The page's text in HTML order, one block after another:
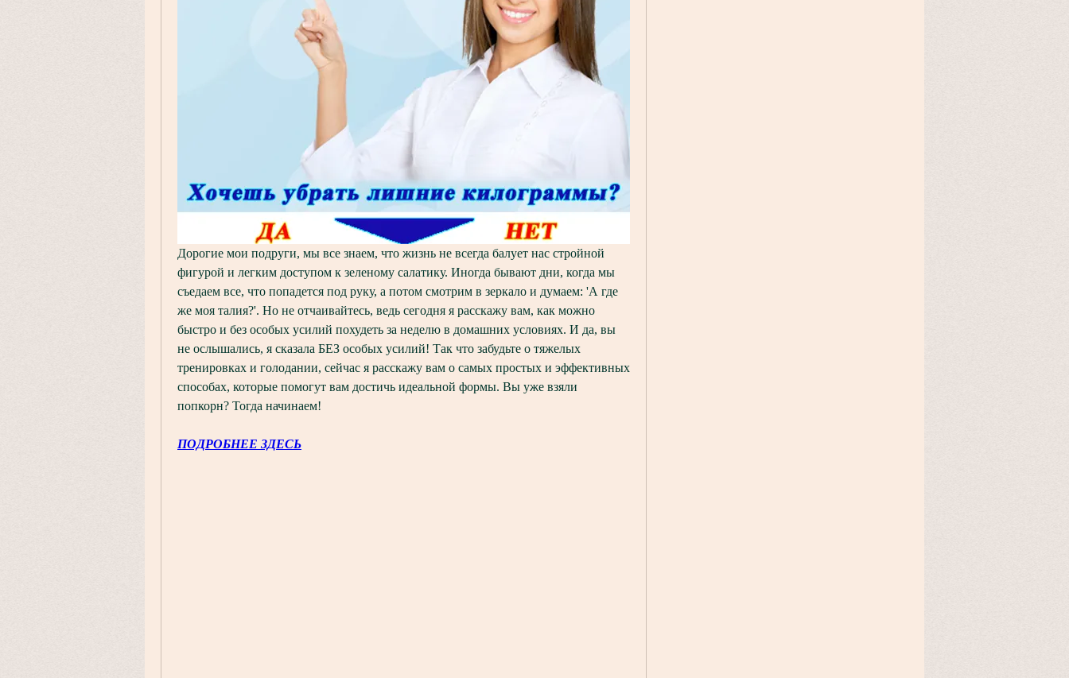
Дорогие мои подруги, мы все знаем, что жизнь не всегда балует нас стройной
фигурой и легким доступом к зеленому салатику. Иногда бывают дни, когда мы
съедаем все, что попадется под руку, а потом смотрим в зеркало и думаем: 'А где
же моя талия?'. Но не отчаивайтесь, ведь сегодня я расскажу вам, как можно
быстро и без особых усилий похудеть за неделю в домашних условиях. И да, вы
не ослышались, я сказала БЕЗ особых усилий! Так что забудьте о тяжелых
тренировках и голодании, сейчас я расскажу вам о самых простых и эффективных
способах, которые помогут вам достичь идеальной формы. Вы уже взяли
попкорн? Тогда начинаем!
ПОДРОБНЕЕ ЗДЕСЬ